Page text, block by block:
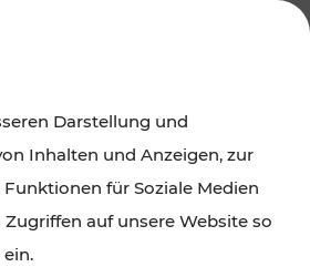
und das Burgenland
Darstellung und
Inhalten und Anzeigen, zur
für Soziale Medien
auf unsere Website so